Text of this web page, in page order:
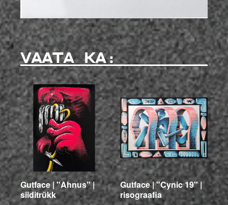
VAATA KA:
Gutface | "Ahnus" |
siiditrükk
Gutface | "Cynic 19" |
risograafia